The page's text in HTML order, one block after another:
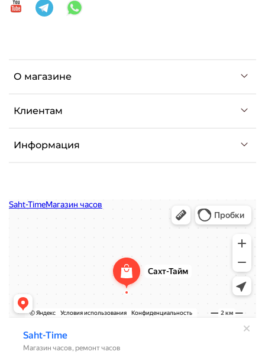
О магазине
Клиентам
Информация